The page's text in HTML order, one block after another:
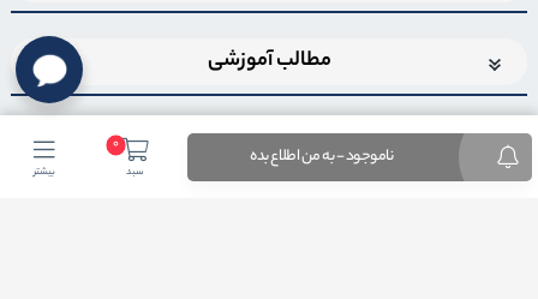
ناموجود - به من اطلاع بده 0
سبد بیشتر
مطالب آموزشی